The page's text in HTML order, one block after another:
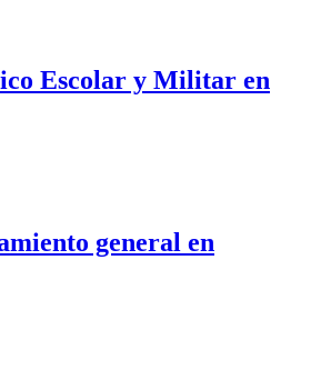
Escolar y Militar en
general en